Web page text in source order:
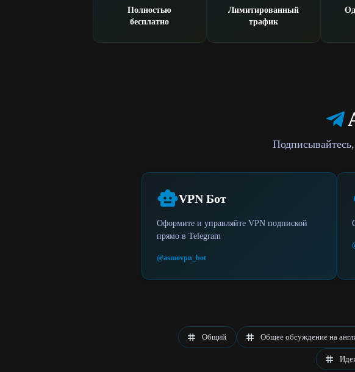
Полностью
бесплатно
Лимитированный
трафик
VPN Бот
Оформите и управляйте VPN подпиской
прямо в Telegram
@asmovpn_bot
Общий Общее обсуждение на